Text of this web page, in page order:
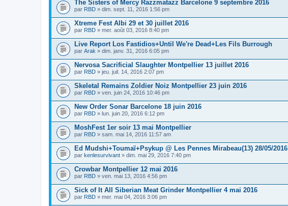
The Sisters of Mercy Razzmatazz Barcelone 9 septembre 2016
par RBD » dim. sept. 11, 2016 1:56 pm
Xtreme Fest Albi 29 et 30 juillet 2016
par RBD » mer. août 03, 2016 8:40 pm
Live Report Los Fastidios+Until We're Dead+Les Fils Burrough
par Arak » dim. janv. 31, 2016 6:05 pm
Nervosa Sacrificial Slaughter Montpellier 13 juillet 2016
par RBD » jeu. juil. 14, 2016 2:07 pm
Skeletal Remains Zoldier Noiz Montpellier 23 juin 2016
par RBD » ven. juin 24, 2016 10:46 pm
New Order Sonar Barcelone 18 juin 2016
par RBD » lun. juin 20, 2016 6:12 pm
MoshFest 1er soir 13 mai Montpellier
par RBD » sam. mai 14, 2016 11:57 am
Ed Mudshi+Toumaï+Psykup @ Les Pennes Mirabeau(13) 28/05/2016
par kenlesurvivant » dim. mai 29, 2016 7:40 pm
Crowbar Montpellier 12 mai 2016
par RBD » ven. mai 13, 2016 4:56 pm
Sick of It All Siberian Meat Grinder Montpellier 4 mai 2016
par RBD » mer. mai 04, 2016 3:06 pm